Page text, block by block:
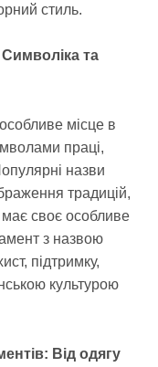
стиль.
та
місце в
праці,
назви
традицій,
має своє особливе
з назвою
підтримку,
культурою
Від одягу